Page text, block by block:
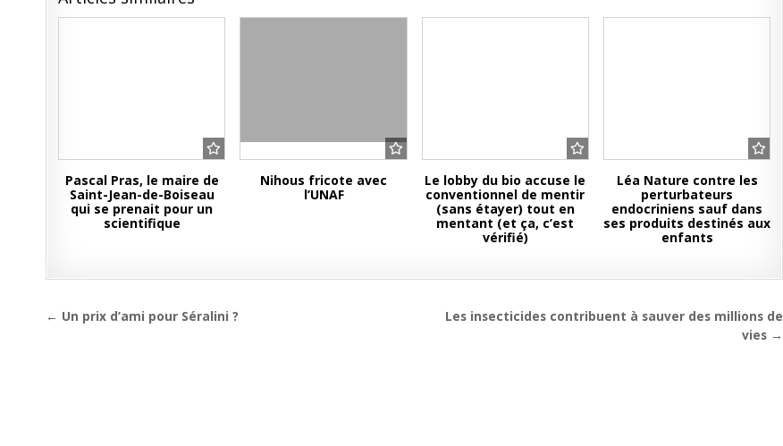
Pascal Pras, le maire de
Saint-Jean-de-Boiseau
qui se prenait pour un
scientifique
Nihous fricote avec
l’UNAF
Le lobby du bio accuse le
conventionnel de mentir
(sans étayer) tout en
mentant (et ça, c’est
vérifié)
Léa Nature contre les
perturbateurs
endocriniens sauf dans
ses produits destinés aux
enfants
Navigation
Les insecticides contribuent à sauver des millions de
vies →
← Un prix d’ami pour Séralini ?